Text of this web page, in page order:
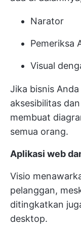
Narator
Pemeriksa
Visual
Jika bisnis
aksesibilitas
membuat
semua orang.
Aplikasi web
Visio
pelanggan,
ditingkatkan
desktop.